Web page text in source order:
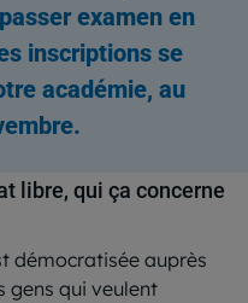
examen en
inscriptions se
académie, au
libre, qui ça concerne
démocratisée auprès
gens qui veulent